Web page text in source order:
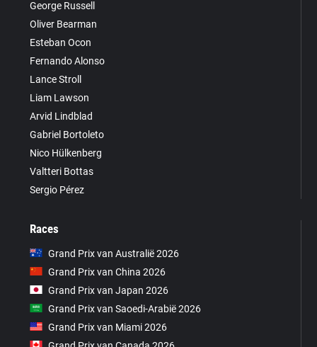
George Russell
Oliver Bearman
Esteban Ocon
Fernando Alonso
Lance Stroll
Liam Lawson
Arvid Lindblad
Gabriel Bortoleto
Nico Hülkenberg
Valtteri Bottas
Sergio Pérez
Races
Grand Prix van Australië 2026
Grand Prix van China 2026
Grand Prix van Japan 2026
Grand Prix van Saoedi-Arabië 2026
Grand Prix van Miami 2026